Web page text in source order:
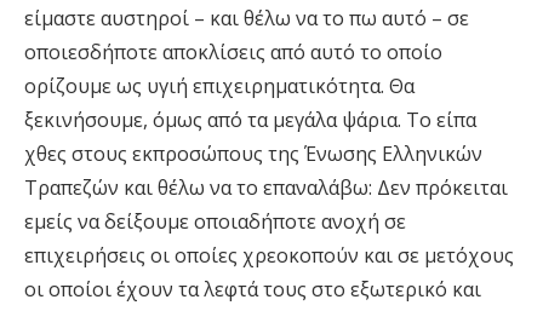
είμαστε αυστηροί – και θέλω να το πω αυτό – σε
οποιεσδήποτε αποκλίσεις από αυτό το οποίο
ορίζουμε ως υγιή επιχειρηματικότητα. Θα
ξεκινήσουμε, όμως από τα μεγάλα ψάρια. Το είπα
χθες στους εκπροσώπους της Ένωσης Ελληνικών
Τραπεζών και θέλω να το επαναλάβω: Δεν πρόκειται
εμείς να δείξουμε οποιαδήποτε ανοχή σε
επιχειρήσεις οι οποίες χρεοκοπούν και σε μετόχους
οι οποίοι έχουν τα λεφτά τους στο εξωτερικό και